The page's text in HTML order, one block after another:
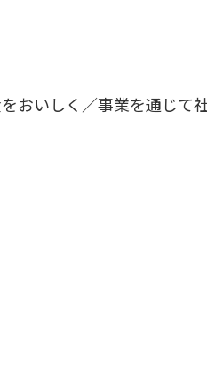
おいしく／事業を通じて